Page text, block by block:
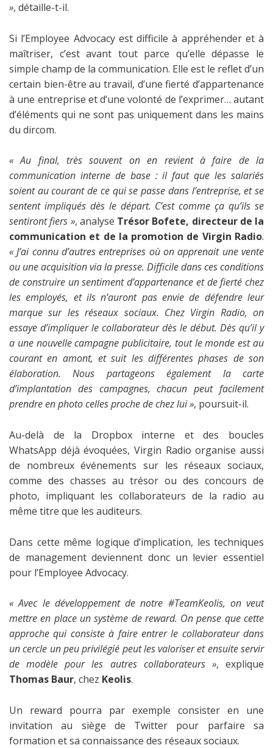
», détaille-t-il.
Si l’Employee Advocacy est difficile à appréhender et à
maîtriser, c’est avant tout parce qu’elle dépasse le
simple champ de la communication. Elle est le reflet d’un
certain bien-être au travail, d’une fierté d’appartenance
à une entreprise et d’une volonté de l’exprimer… autant
d’éléments qui ne sont pas uniquement dans les mains
du dircom.
« Au final, très souvent on en revient à faire de la
communication interne de base : il faut que les salariés
soient au courant de ce qui se passe dans l’entreprise, et se
sentent impliqués dès le départ. C’est comme ça qu’ils se
sentiront fiers », analyse Trésor Bofete, directeur de la
communication et de la promotion de Virgin Radio.
« J’ai connu d’autres entreprises où on apprenait une vente
ou une acquisition via la presse. Difficile dans ces conditions
de construire un sentiment d’appartenance et de fierté chez
les employés, et ils n’auront pas envie de défendre leur
marque sur les réseaux sociaux. Chez Virgin Radio, on
essaye d’impliquer le collaborateur dès le début. Dès qu’il y
a une nouvelle campagne publicitaire, tout le monde est au
courant en amont, et suit les différentes phases de son
élaboration. Nous partageons également la carte
d’implantation des campagnes, chacun peut facilement
prendre en photo celles proche de chez lui », poursuit-il.
Au-delà de la Dropbox interne et des boucles
WhatsApp déjà évoquées, Virgin Radio organise aussi
de nombreux événements sur les réseaux sociaux,
comme des chasses au trésor ou des concours de
photo, impliquant les collaborateurs de la radio au
même titre que les auditeurs.
Dans cette même logique d’implication, les techniques
de management deviennent donc un levier essentiel
pour l’Employee Advocacy.
« Avec le développement de notre #TeamKeolis, on veut
mettre en place un système de reward. On pense que cette
approche qui consiste à faire entrer le collaborateur dans
un cercle un peu privilégié peut les valoriser et ensuite servir
de modèle pour les autres collaborateurs », explique
Thomas Baur, chez Keolis.
Un reward pourra par exemple consister en une
invitation au siège de Twitter pour parfaire sa
formation et sa connaissance des réseaux sociaux.